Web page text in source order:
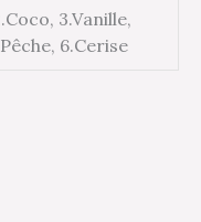
3.Vanille,
6.Cerise